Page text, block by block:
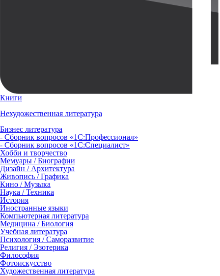
Книги
Нехудожественная литература
Бизнес литература
- Сборник вопросов «1С:Профессионал»
- Сборник вопросов «1С:Специалист»
Хобби и творчество
Мемуары / Биографии
Дизайн / Архитектура
Живопись / Графика
Кино / Музыка
Наука / Техника
История
Иностранные языки
Компьютерная литература
Медицина / Биология
Учебная литература
Психология / Саморазвитие
Религия / Эзотерика
Философия
Фотоискусство
Художественная литература